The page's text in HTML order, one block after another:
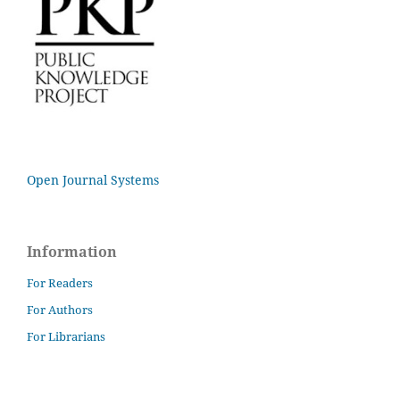
Open Journal Systems
Information
For Readers
For Authors
For Librarians